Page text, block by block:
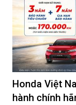
Honda Việt
hành chính